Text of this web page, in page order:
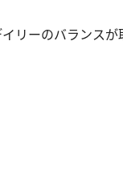
リーのバランス